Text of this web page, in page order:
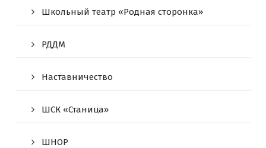
Школьный театр «Родная сторонка»
РДДМ
Наставничество
ШСК «Станица»
ШНОР